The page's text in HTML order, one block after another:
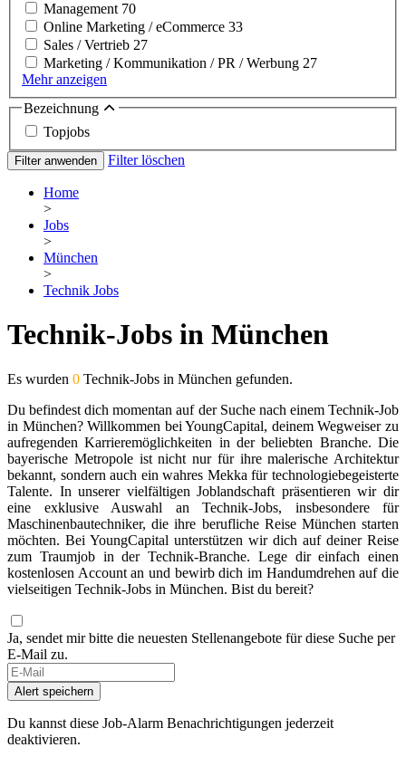
Management 70
Online Marketing / eCommerce 33
Sales / Vertrieb 27
Marketing / Kommunikation / PR / Werbung 27
Mehr anzeigen
Bezeichnung
Topjobs
Filter anwenden Filter löschen
Home
>
Jobs
>
München
>
Technik Jobs
Technik-Jobs in München
Es wurden 0 Technik-Jobs in München gefunden.
Du befindest dich momentan auf der Suche nach einem Technik-Job
in München? Willkommen bei YoungCapital, deinem Wegweiser zu
aufregenden Karrieremöglichkeiten in der beliebten Branche. Die
bayerische Metropole ist nicht nur für ihre malerische Architektur
bekannt, sondern auch ein wahres Mekka für technologiebegeisterte
Talente. In unserer vielfältigen Joblandschaft präsentieren wir dir
eine exklusive Auswahl an Technik-Jobs, insbesondere für
Maschinenbautechniker, die ihre berufliche Reise München starten
möchten. Bei YoungCapital unterstützen wir dich auf deiner Reise
zum Traumjob in der Technik-Branche. Lege dir einfach einen
kostenlosen Account an und bewirb dich im Handumdrehen auf die
vielseitigen Technik-Jobs in München. Bist du bereit?
Ja, sendet mir bitte die neuesten Stellenangebote für diese Suche per
E-Mail zu.
Alert speichern
Du kannst diese Job-Alarm Benachrichtigungen jederzeit
deaktivieren.